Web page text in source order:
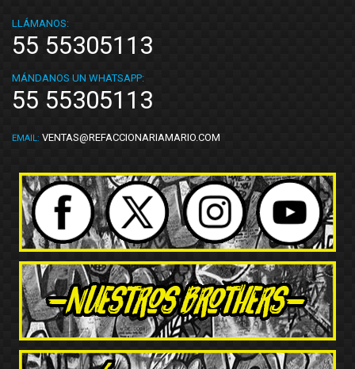
LLÁMANOS:
55 55305113
MÁNDANOS UN WHATSAPP:
55 55305113
EMAIL: VENTAS@REFACCIONARIAMARIO.COM